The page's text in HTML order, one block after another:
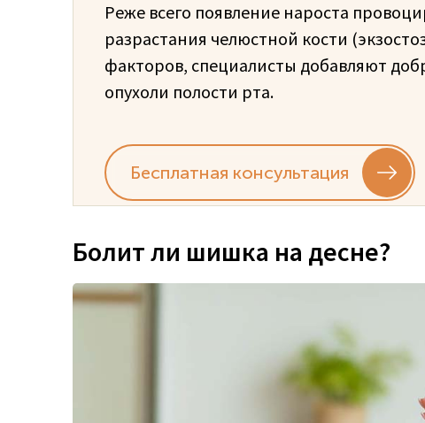
Реже всего появление нароста
разрастания челюстной кости
факторов, специалисты добавляют
опухоли полости рта.
Бесплатная консультация
Болит ли шишка на десне?